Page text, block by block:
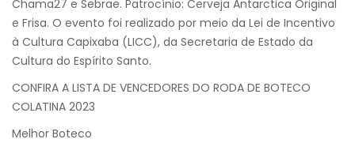
Chama27 e Sebrae. Patrocínio: Cerveja Antarctica Original
e Frisa. O evento foi realizado por meio da Lei de Incentivo
à Cultura Capixaba (LICC), da Secretaria de Estado da
Cultura do Espírito Santo.
CONFIRA A LISTA DE VENCEDORES DO RODA DE BOTECO
COLATINA 2023
Melhor Boteco